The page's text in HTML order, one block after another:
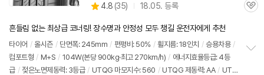
별
점
4.8 (상
리
뷰
35) 18.05. 등록
관
흔들림 없는 최상급 코너링! 장수명과 안정성 모두 챙길 운전자에게 추천
타이어 / 올시즌 / 단면폭: 245mm / 편평비: 50% / 휠지름: 18인치 / 승용차용 /
컴포트형 / M+S / 104W(본당 900kg·최고 270km/h) / 에너지효율등급: 4등
급 / 젖은노면제동력: 3등급 / UTQG 마모지수: 560 / UTQG 제동력: AA / UTQ